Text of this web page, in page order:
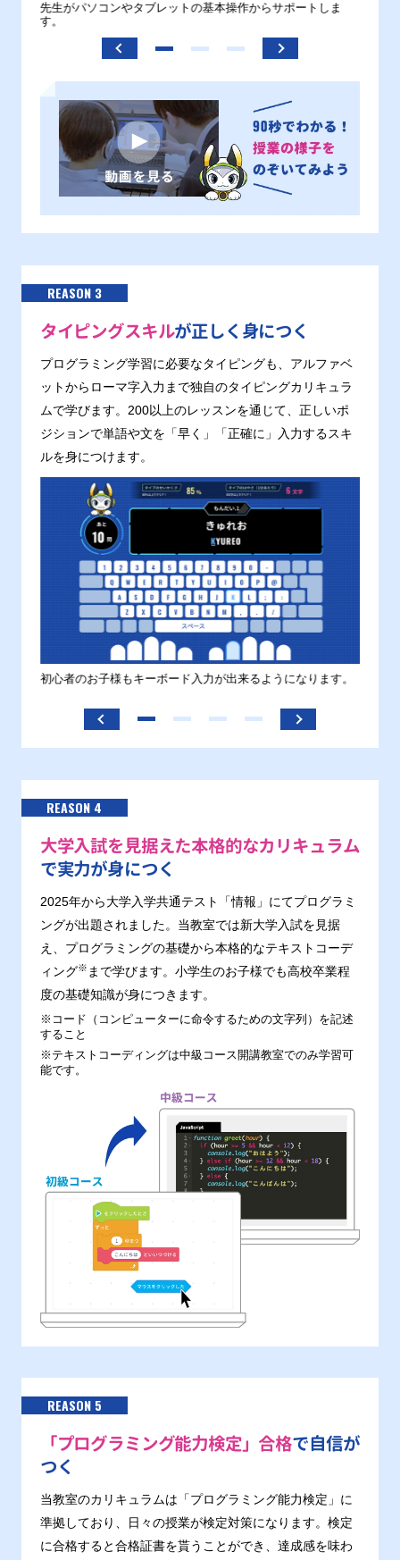
先生がパソコンやタブレットの基本操作からサポートしま
す。
REASON 3
タイピングスキルが正しく身につく
プログラミング学習に必要なタイピングも、アルファベ
ットからローマ字入力まで独自のタイピングカリキュラ
ムで学びます。200以上のレッスンを通じて、正しいポ
ジションで単語や文を「早く」「正確に」入力するスキ
ルを身につけます。
初心者のお子様もキーボード入力が出来るようになります。
REASON 4
大学入試を見据えた本格的なカリキュラム
で実力が身につく
2025年から大学入学共通テスト「情報」にてプログラミ
ングが出題されました。当教室では新大学入試を見据
え、プログラミングの基礎から本格的なテキストコーデ
ィング※ まで学びます。小学生のお子様でも高校卒業程
度の基礎知識が身につきます。
※コード（コンピューターに命令するための文字列）を記述
すること
※テキストコーディングは中級コース開講教室でのみ学習可
能です。
REASON 5
「プログラミング能力検定」合格で自信が
つく
当教室のカリキュラムは「プログラミング能力検定」に
準拠しており、日々の授業が検定対策になります。検定
に合格すると合格証書を貰うことができ、達成感を味わ